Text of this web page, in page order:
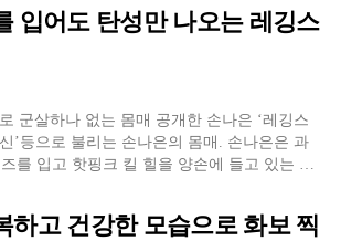
먼저 드러누웠었다고 고백하기도 했습니다.
울 2021년 9월에도 다이어트 […]
입어도 탄성만 나오는 레깅스
군살하나 없는 몸매 공개한 손나은 ‘레깅스
’등으로 불리는 손나은의 몸매. 손나은은 과
를 입고 핫핑크 킬 힐을 양손에 들고 있는 사
패션 브랜드 지미추의 화보 촬영 현장으로
하고 건강한 모습으로 화보 찍